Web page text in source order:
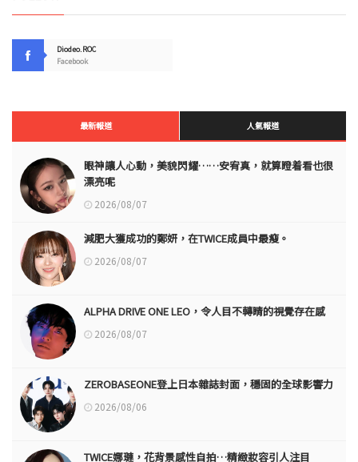
Diodeo.ROC
Facebook
最新報道 人氣報道
眼神讓人心動，美貌閃耀……安宥真，就算瞪着看也很
漂亮呢
2026/08/07
減肥大獲成功的鄭妍，在TWICE成員中最瘦。
2026/08/07
ALPHA DRIVE ONE LEO，令人目不轉睛的視覺存在感
2026/08/07
ZEROBASEONE登上日本雜誌封面，穩固的全球影響力
2026/08/06
TWICE娜璉，花背景感性自拍…精緻妝容引人注目